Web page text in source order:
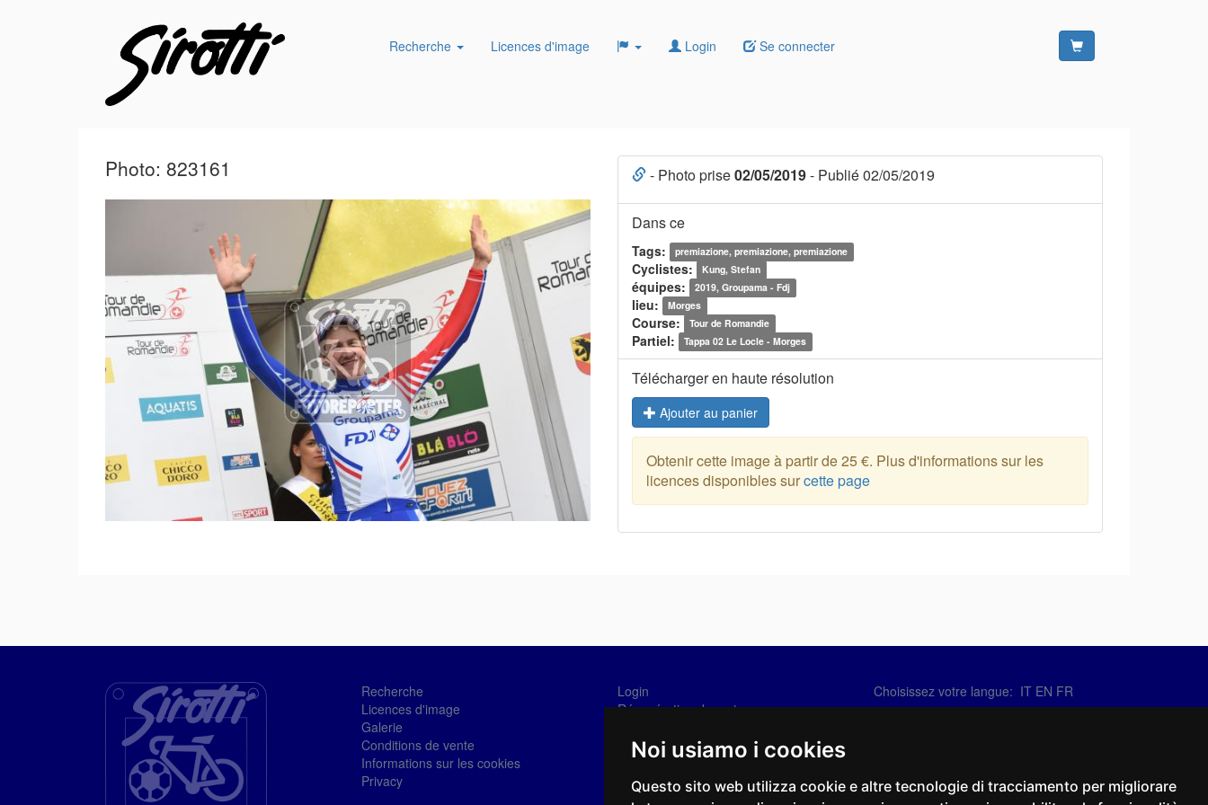
Noi usiamo i cookies
Questo sito web utilizza cookie e altre tecnologie di tracciamento per migliorare
Recherche Licences d'image Login Se connecter
Photo: 823161 - Photo prise02/05/2019- Publié 02/05/2019
Dans ce
Tags: premiazione, premiazione, premiazione
Cyclistes: Kung, Stefan
équipes: 2019, Groupama - Fdj
lieu: Morges
Course: Tour de Romandie
Partiel: Tappa 02 Le Locle - Morges
Télécharger en haute résolution
Ajouter au panier
Obtenir cette image à partir de 25 €. Plus d'informations sur les
licences disponibles surcette page
Recherche
Licences d'image
Galerie
Conditions de vente
Informations sur les cookies
Privacy
Login
Récupération de mot
Choisissez votre langue: IT EN FR
Social